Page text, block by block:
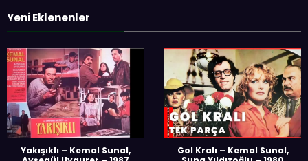
Yeni Eklenenler
Yakışıklı – Kemal Sunal,
Gol Kralı – Kemal Sunal,